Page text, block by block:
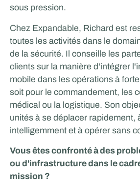
sous pression.
Chez Expandable, Richard est
toutes les activités dans le
de la sécurité. Il conseille les
clients sur la manière d'intégrer
mobile dans les opérations à
soit pour le commandement, les
médical ou la logistique. Son
unités à se déplacer rapidement,
intelligemment et à opérer sans
Vous êtes confronté à des
ou d'infrastructure dans le
mission ?